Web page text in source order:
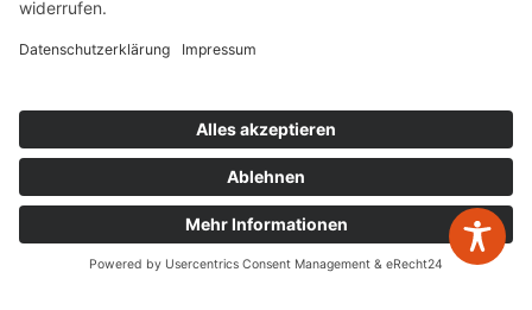
zurück zur Übersicht
W&P Steuerberatungsgesellschaft mbH & Co.
KG
info@wp-steuerberatung.de
Bahnhofstr. 56, 32257 Bünde
8:00 – 17:00
Fr.8:00 – 15:00